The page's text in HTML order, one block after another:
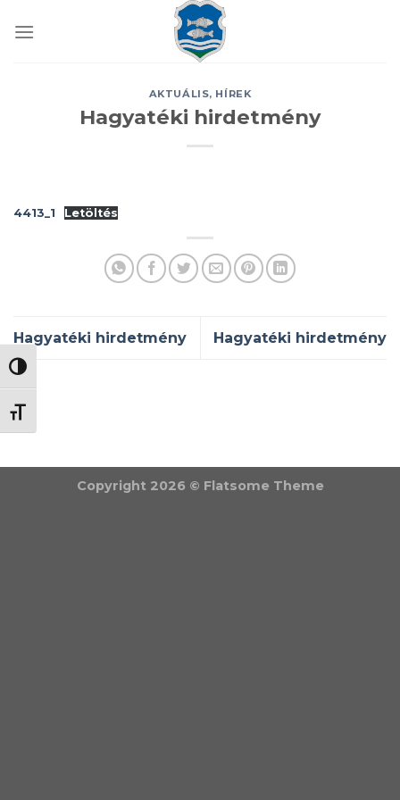
NAGY KONTRASZT VÁLTÁSA
BETŰMÉRET VÁLTÁSA
AKTUÁLIS, HÍREK
Hagyatéki hirdetmény
4413_1 Letöltés
Hagyatéki hirdetmény Hagyatéki hirdetmény
Copyright 2026 © Flatsome Theme